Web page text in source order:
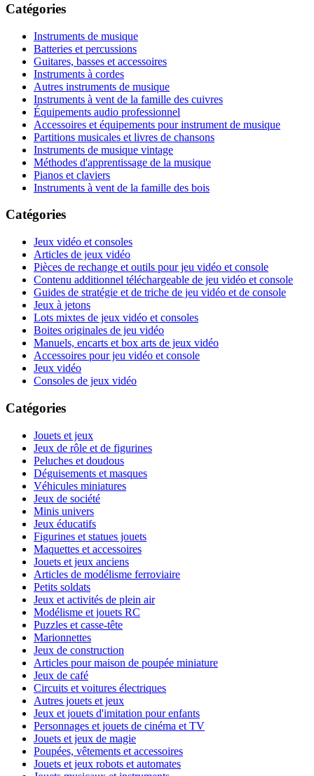
Catégories
Instruments de musique
Batteries et percussions
Guitares, basses et accessoires
Instruments à cordes
Autres instruments de musique
Instruments à vent de la famille des cuivres
Équipements audio professionnel
Accessoires et équipements pour instrument de musique
Partitions musicales et livres de chansons
Instruments de musique vintage
Méthodes d'apprentissage de la musique
Pianos et claviers
Instruments à vent de la famille des bois
Catégories
Jeux vidéo et consoles
Articles de jeux vidéo
Pièces de rechange et outils pour jeu vidéo et console
Contenu additionnel téléchargeable de jeu vidéo et console
Guides de stratégie et de triche de jeu vidéo et de console
Jeux à jetons
Lots mixtes de jeux vidéo et consoles
Boites originales de jeu vidéo
Manuels, encarts et box arts de jeux vidéo
Accessoires pour jeu vidéo et console
Jeux vidéo
Consoles de jeux vidéo
Catégories
Jouets et jeux
Jeux de rôle et de figurines
Peluches et doudous
Déguisements et masques
Véhicules miniatures
Jeux de société
Minis univers
Jeux éducatifs
Figurines et statues jouets
Maquettes et accessoires
Jouets et jeux anciens
Articles de modélisme ferroviaire
Petits soldats
Jeux et activités de plein air
Modélisme et jouets RC
Puzzles et casse-tête
Marionnettes
Jeux de construction
Articles pour maison de poupée miniature
Jeux de café
Circuits et voitures électriques
Autres jouets et jeux
Jeux et jouets d'imitation pour enfants
Personnages et jouets de cinéma et TV
Jouets et jeux de magie
Poupées, vêtements et accessoires
Jouets et jeux robots et automates